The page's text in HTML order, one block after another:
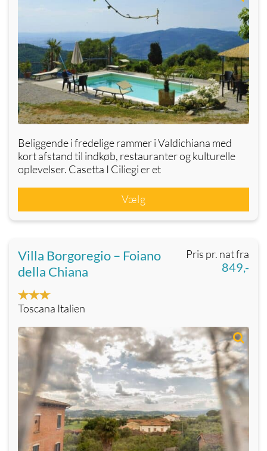
Beliggende i fredelige rammer i Valdichiana med
kort afstand til indkøb, restauranter og kulturelle
oplevelser. Casetta I Ciliegi er et
Vælg
Pris pr. nat fra
849,-
Villa Borgoregio – Foiano
della Chiana
Toscana Italien